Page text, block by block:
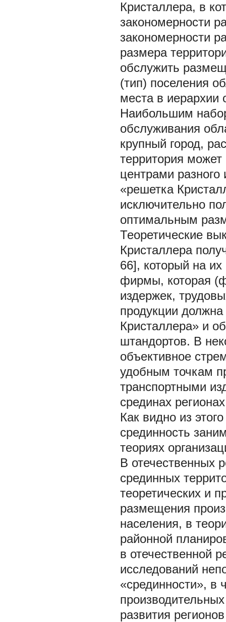
Кристаллера, в
закономерности
закономерности
размера
обслужить
(тип) поселения
места в иерархии
Наибольшим
обслуживания
крупный город,
территория
центрами разного
«решетка
исключительно
оптимальным
Теоретические
Кристаллера
66], который на
фирмы, которая
издержек,
продукции
Кристаллера» и
штандортов. В
объективное
удобным точкам
транспортными
срединах
Как видно из
срединность
теориях
В отечественных
срединных
теоретических и
размещения
населения, в
районной
в отечественной
исследований
«срединности», в
развития